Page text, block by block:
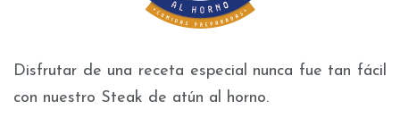
Disfrutar de una receta especial nunca fue tan fácil
con nuestro Steak de atún al horno.